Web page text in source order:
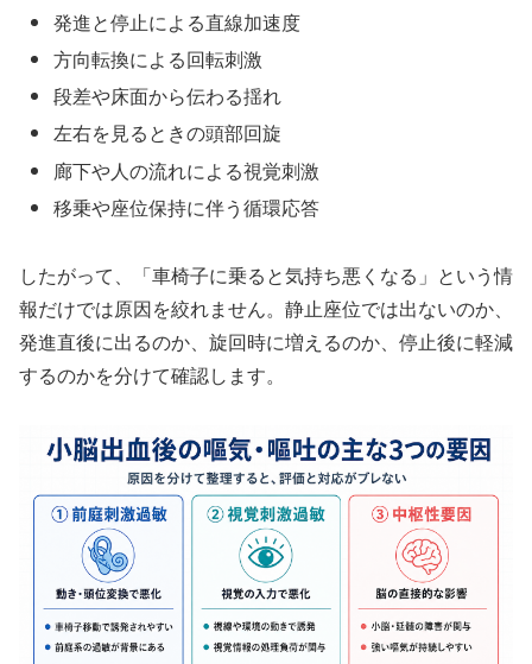
発進と停止による直線加速度
方向転換による回転刺激
段差や床面から伝わる揺れ
左右を見るときの頭部回旋
廊下や人の流れによる視覚刺激
移乗や座位保持に伴う循環応答
したがって、「車椅子に乗ると気持ち悪くなる」という情
報だけでは原因を絞れません。静止座位では出ないのか、
発進直後に出るのか、旋回時に増えるのか、停止後に軽減
するのかを分けて確認します。